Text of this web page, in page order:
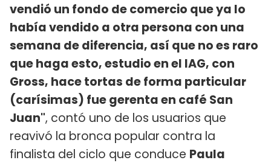
vendió un fondo de comercio que ya lo
había vendido a otra persona con una
semana de diferencia, así que no es raro
que haga esto, estudio en el IAG, con
Gross, hace tortas de forma particular
(carísimas) fue gerenta en café San
Juan", contó uno de los usuarios que
reavivó la bronca popular contra la
finalista del ciclo que conduce Paula